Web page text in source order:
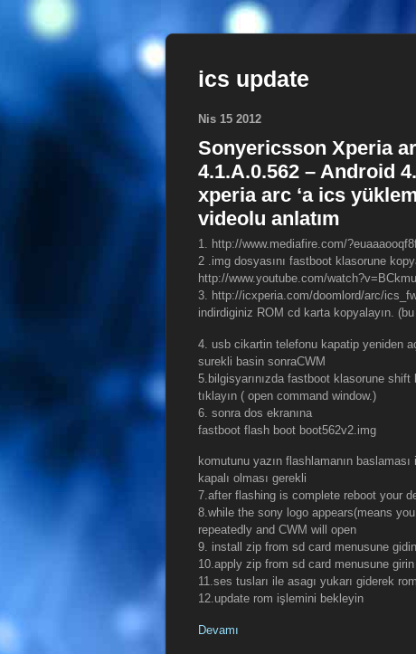
ics update
Nis 15 2012
Sonyericsson Xperia
4.1.A.0.562 – Android
xperia arc ‘a ics
videolu anlatım
1. http://www.mediafire.com/
2 .img dosyasını fastboot klasorune
http://www.youtube.com/
3. http://icxperia.com/doomlord/arc/
indirdiginiz ROM cd karta kopyalayın.
4. usb cikartin telefonu kapatip yeniden
surekli basin sonraCWM
5.bilgisyarınızda fastboot klasorune shift
tıklayın ( open command window.)
6. sonra dos ekranına
fastboot flash boot boot562v2.img
komutunu yazın flashlamanın
kapalı olması gerekli
7.after flashing is complete reboot your
8.while the sony logo appears(means
repeatedly and CWM will open
9. install zip from sd card menusune
10.apply zip from sd card menusune girin
11.ses tusları ile asagı yukarı giderek
12.update rom işlemini bekleyin
Devamı